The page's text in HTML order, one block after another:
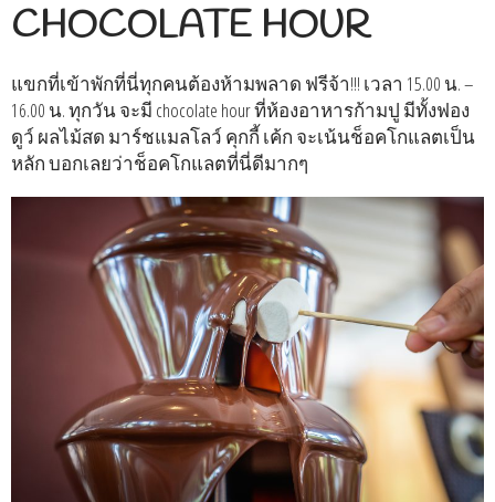
CHOCOLATE HOUR
แขกที่เข้าพักที่นี่ทุกคนต้องห้ามพลาด ฟรีจ้า!!! เวลา 15.00 น. –
16.00 น. ทุกวัน จะมี chocolate hour ที่ห้องอาหารก้ามปู มีทั้งฟอง
ดูว์ ผลไม้สด มาร์ชแมลโลว์ คุกกี้ เค้ก จะเน้นช็อคโกแลตเป็น
หลัก บอกเลยว่าช็อคโกแลตที่นี่ดีมากๆ